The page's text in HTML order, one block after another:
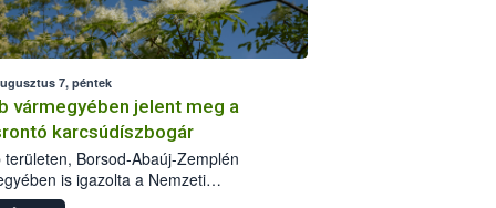
7, péntek
vármegyében jelent meg a
karcsúdíszbogár
területen, Borsod-Abaúj-Zemplén
is igazolta a Nemzeti
biztonsági Hivatal (Nébih) a